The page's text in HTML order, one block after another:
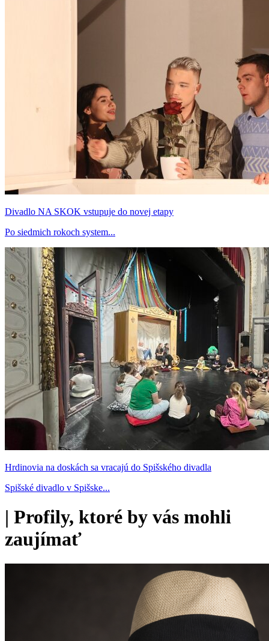
Divadlo NA SKOK vstupuje do novej etapy
Po siedmich rokoch system...
Hrdinovia na doskách sa vracajú do Spišského divadla
Spišské divadlo v Spišske...
| Profily, ktoré by vás mohli
zaujímať